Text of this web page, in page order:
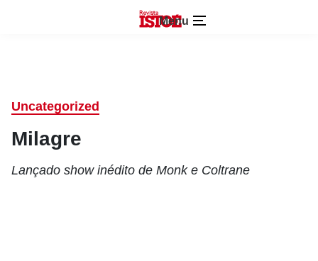
Menu
Uncategorized
Milagre
Lançado show inédito de Monk e Coltrane